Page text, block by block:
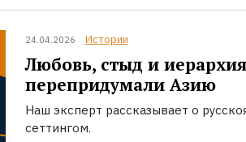
24.04.2026 Истории
Любовь, стыд и
перепридумали Азию
Наш эксперт рассказывает о
сеттингом.